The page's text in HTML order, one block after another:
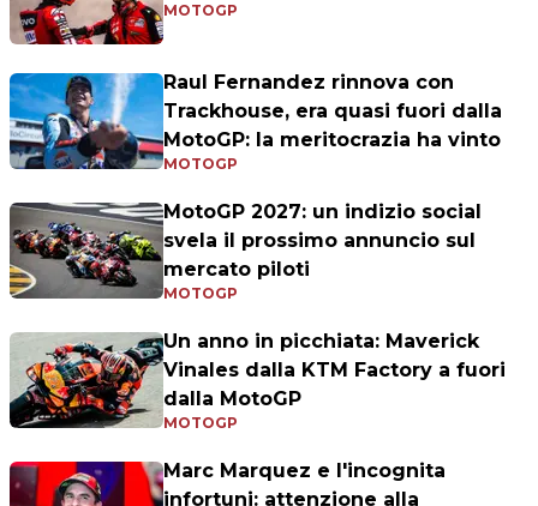
MOTOGP
Raul Fernandez rinnova con
Trackhouse, era quasi fuori dalla
MotoGP: la meritocrazia ha vinto
MOTOGP
MotoGP 2027: un indizio social
svela il prossimo annuncio sul
mercato piloti
MOTOGP
Un anno in picchiata: Maverick
Vinales dalla KTM Factory a fuori
dalla MotoGP
MOTOGP
Marc Marquez e l'incognita
infortuni: attenzione alla